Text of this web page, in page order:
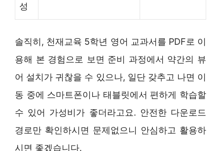
성
솔직히, 천재교육 5학년 영어 교과서를 PDF로 이
용해 본 경험으로 보면 준비 과정에서 약간의 뷰
어 설치가 귀찮을 수 있으나, 일단 갖추고 나면 이
동 중에 스마트폰이나 태블릿에서 편하게 학습할
수 있어 가성비가 좋더라고요. 안전한 다운로드
경로만 확인하시면 문제없으니 안심하고 활용하
시면 좋겠습니다.